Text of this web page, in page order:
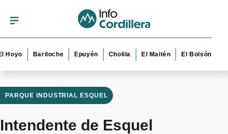
Bariloche Epuyén Cholila El Maitén El Bolsón Esquel
PARQUE INDUSTRIAL ESQUEL
Intendente de Esquel